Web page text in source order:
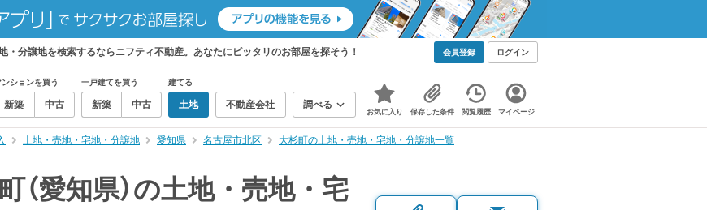
・分譲地を検索するならニフティ不動産。あなたにピッタリのお部屋を探そう！ 会員登録 ログイン
ンションを買う
新築 中古
一戸建てを買う
新築 中古
建てる
土地 不動産会社 調べる
お気に入り 保存した条件 閲覧履歴 マイページ
土地・売地・宅地・分譲地 愛知県 名古屋市北区 大杉町の土地・売地・宅地・分譲地一覧
（愛知県）の土地・売地・宅